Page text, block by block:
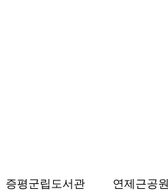
증평군립도서관 연제근공원